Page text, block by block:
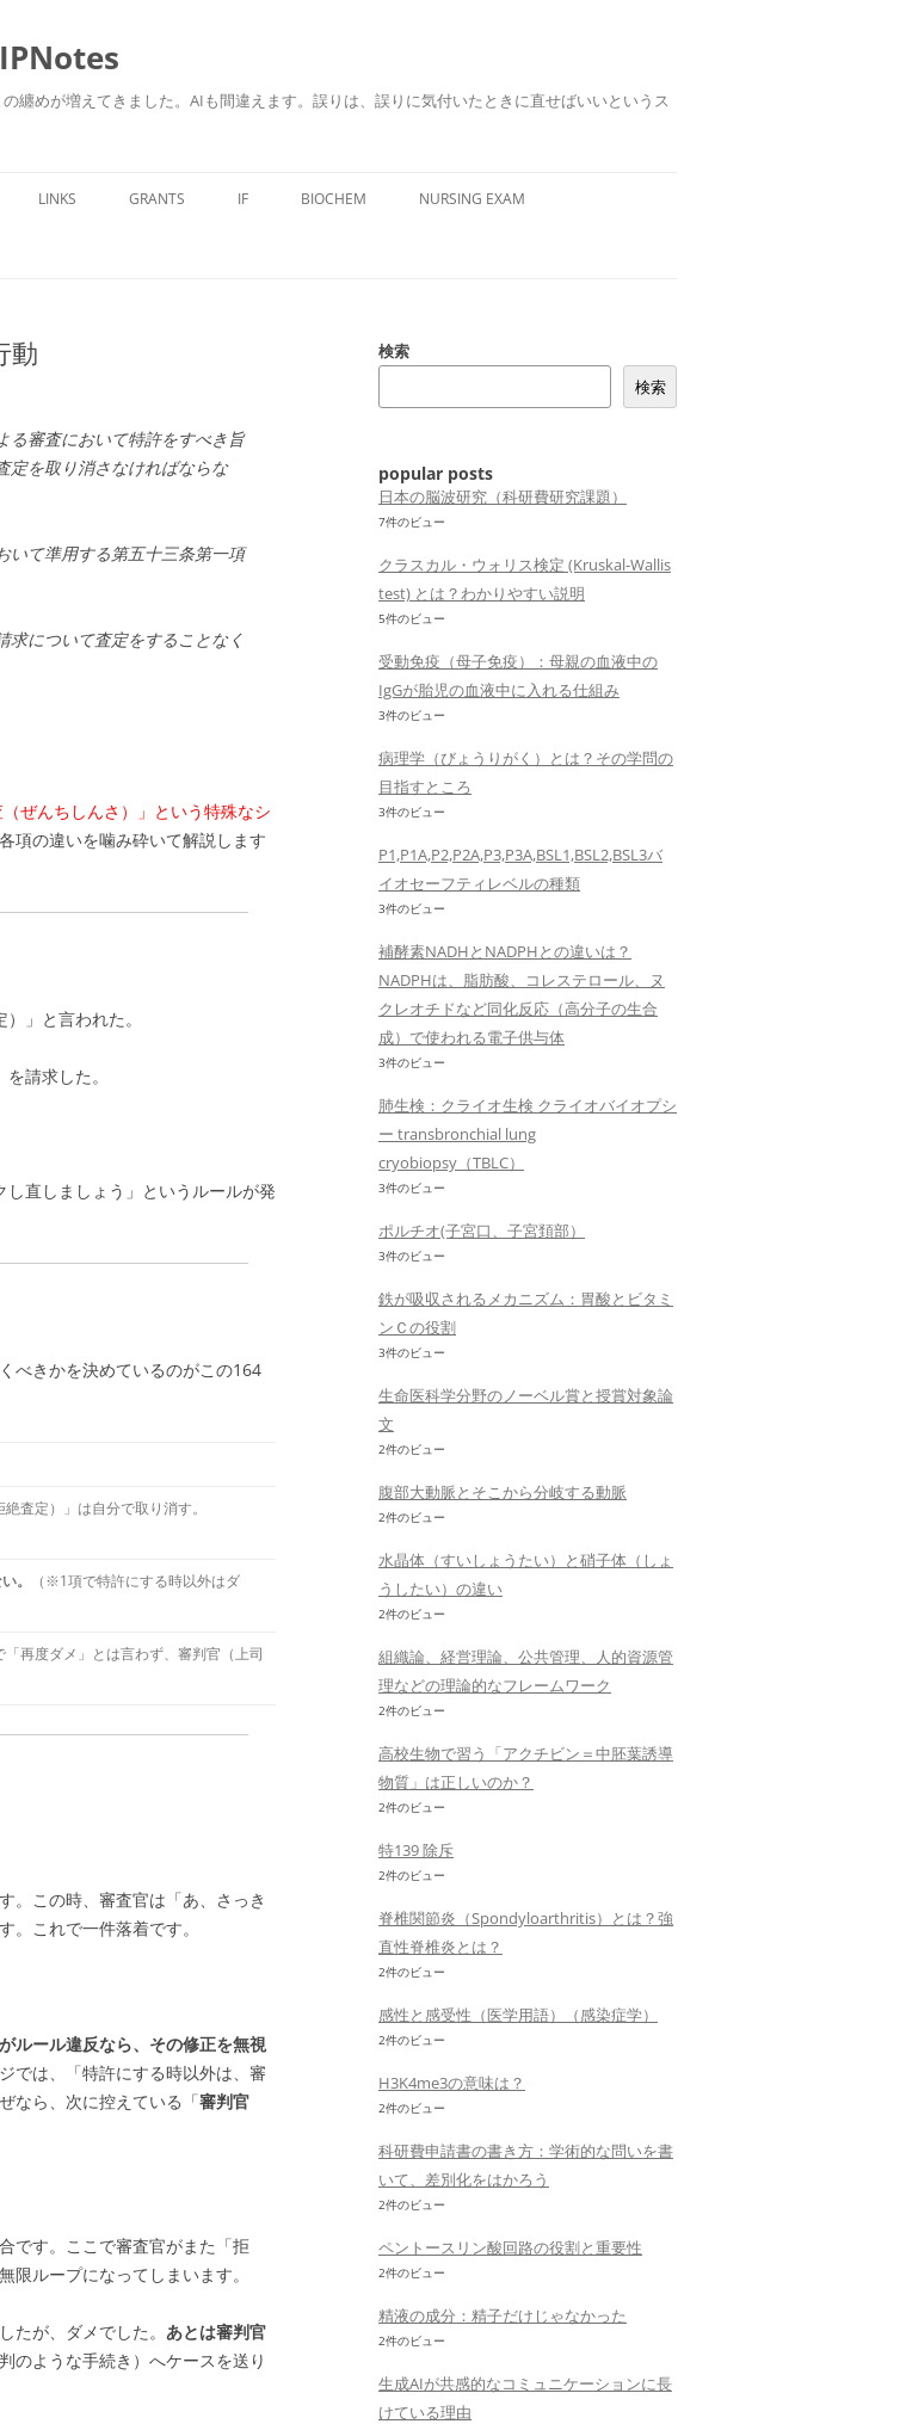
纏めが増えてきました。AIも間違えます。誤りは、誤りに気付いたときに直せばいいというス
LINKS GRANTS IF BIOCHEM NURSING EXAM
動
審査において特許をすべき旨
定を取り消さなければならな
て準用する第五十三条第一項
について査定をすることなく
ぜんちしんさ）」という特殊なシ
項の違いを噛み砕いて解説します
」と言われた。
請求した。
直しましょう」というルールが発
べきかを決めているのがこの164
査定）」は自分で取り消す。
。
（※1項で特許にする時以外はダ
「再度ダメ」とは言わず、審判官（上司
。この時、審査官は「あ、さっき
これで一件落着です。
ルール違反なら、その修正を無視
では、「特許にする時以外は、審
なら、次に控えている「審判官
です。ここで審査官がまた「拒
ループになってしまいます。
たが、ダメでした。 あとは審判官
のような手続き）へケースを送り
検索
検索
popular posts
日本の脳波研究（科研費研究課題）
7件のビュー
クラスカル・ウォリス検定 (Kruskal-Wallis
test) とは？わかりやすい説明
5件のビュー
受動免疫（母子免疫）：母親の血液中の
IgGが胎児の血液中に入れる仕組み
3件のビュー
病理学（びょうりがく）とは？その学問の
目指すところ
3件のビュー
P1,P1A,P2,P2A,P3,P3A,BSL1,BSL2,BSL3バ
イオセーフティレベルの種類
3件のビュー
補酵素NADHとNADPHとの違いは？
NADPHは、脂肪酸、コレステロール、ヌ
クレオチドなど同化反応（高分子の生合
成）で使われる電子供与体
3件のビュー
肺生検：クライオ生検 クライオバイオプシ
ー transbronchial lung
cryobiopsy（TBLC）
3件のビュー
ポルチオ(子宮口、子宮頚部）
3件のビュー
鉄が吸収されるメカニズム：胃酸とビタミ
ンＣの役割
3件のビュー
生命医科学分野のノーベル賞と授賞対象論
文
2件のビュー
腹部大動脈とそこから分岐する動脈
2件のビュー
水晶体（すいしょうたい）と硝子体（しょ
うしたい）の違い
2件のビュー
組織論、経営理論、公共管理、人的資源管
理などの理論的なフレームワーク
2件のビュー
高校生物で習う「アクチビン＝中胚葉誘導
物質」は正しいのか？
2件のビュー
特139 除斥
2件のビュー
脊椎関節炎（Spondyloarthritis）とは？強
直性脊椎炎とは？
2件のビュー
感性と感受性（医学用語）（感染症学）
2件のビュー
H3K4me3の意味は？
2件のビュー
科研費申請書の書き方：学術的な問いを書
いて、差別化をはかろう
2件のビュー
ペントースリン酸回路の役割と重要性
2件のビュー
精液の成分：精子だけじゃなかった
2件のビュー
生成AIが共感的なコミュニケーションに長
けている理由